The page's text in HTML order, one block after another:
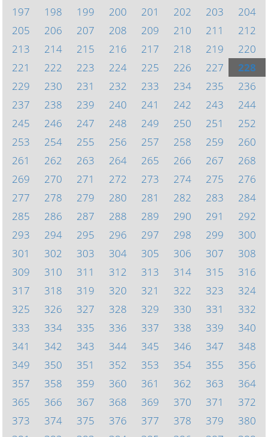
197
198 199 200 201 202 203
204
205
206 207 208 209 210 211
212
213
214 215 216 217 218 219
220
221
222 223 224 225 226 227
228
229
230 231 232 233 234 235
236
237
238 239 240 241 242 243
244
245
246 247 248 249 250 251
252
253
254 255 256 257 258 259
260
261
262 263 264 265 266 267
268
269
270 271 272 273 274 275
276
277
278 279 280 281 282 283
284
285
286 287 288 289 290 291
292
293
294 295 296 297 298 299
300
301
302 303 304 305 306 307
308
309
310 311 312 313 314 315
316
317
318 319 320 321 322 323
324
325
326 327 328 329 330 331
332
333
334 335 336 337 338 339
340
341
342 343 344 345 346 347
348
349
350 351 352 353 354 355
356
357
358 359 360 361 362 363
364
365
366 367 368 369 370 371
372
373
374 375 376 377 378 379
380